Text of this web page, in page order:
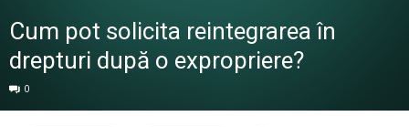
Cum pot solicita reintegrarea în
drepturi după o expropriere?
0